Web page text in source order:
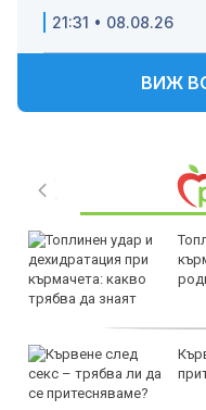
21:31 • 08.08.26
ВИЖ